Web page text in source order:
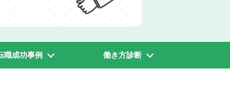
職成功事例 働き方診断